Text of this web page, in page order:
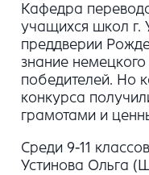
Кафедра
учащихся школ г.
преддверии
знание
победителей. Но
конкурса
грамотами и
Среди 9-11
Устинова Ольга